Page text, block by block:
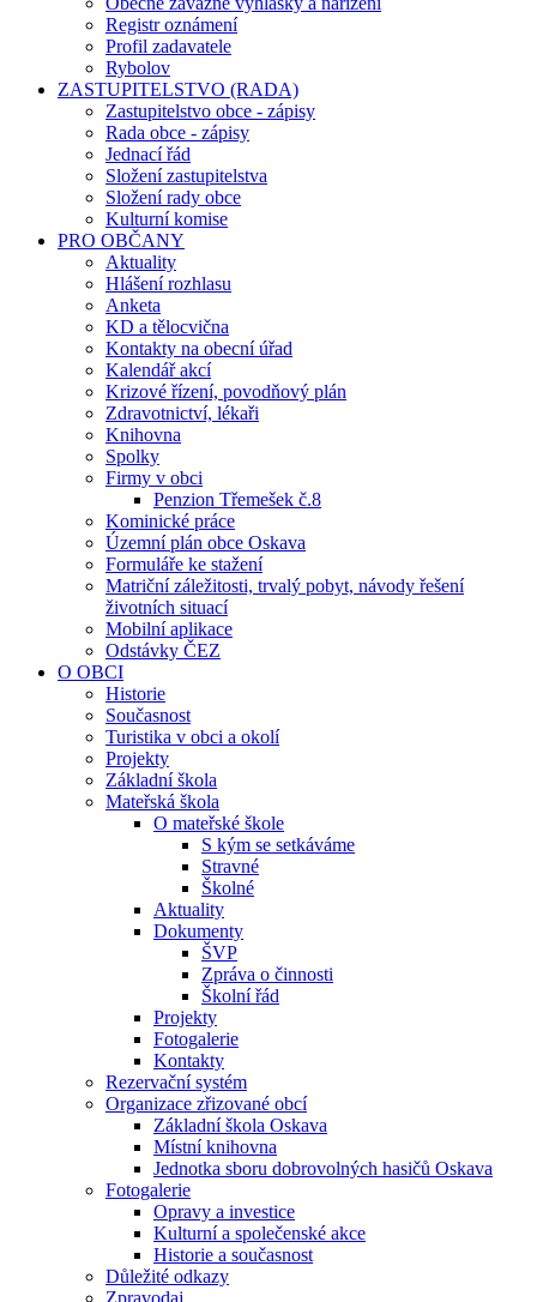
Registr oznámení
Profil zadavatele
Rybolov
ZASTUPITELSTVO (RADA)
Zastupitelstvo obce - zápisy
Rada obce - zápisy
Jednací řád
Složení zastupitelstva
Složení rady obce
Kulturní komise
PRO OBČANY
Aktuality
Hlášení rozhlasu
Anketa
KD a tělocvična
Kontakty na obecní úřad
Kalendář akcí
Krizové řízení, povodňový plán
Zdravotnictví, lékaři
Knihovna
Spolky
Firmy v obci
Penzion Třemešek č.8
Kominické práce
Územní plán obce Oskava
Formuláře ke stažení
Matriční záležitosti, trvalý pobyt, návody řešení
životních situací
Mobilní aplikace
Odstávky ČEZ
O OBCI
Historie
Současnost
Turistika v obci a okolí
Projekty
Základní škola
Mateřská škola
O mateřské škole
S kým se setkáváme
Stravné
Školné
Aktuality
Dokumenty
ŠVP
Zpráva o činnosti
Školní řád
Projekty
Fotogalerie
Kontakty
Rezervační systém
Organizace zřizované obcí
Základní škola Oskava
Místní knihovna
Jednotka sboru dobrovolných hasičů Oskava
Fotogalerie
Opravy a investice
Kulturní a společenské akce
Historie a současnost
Důležité odkazy
Zpravodaj